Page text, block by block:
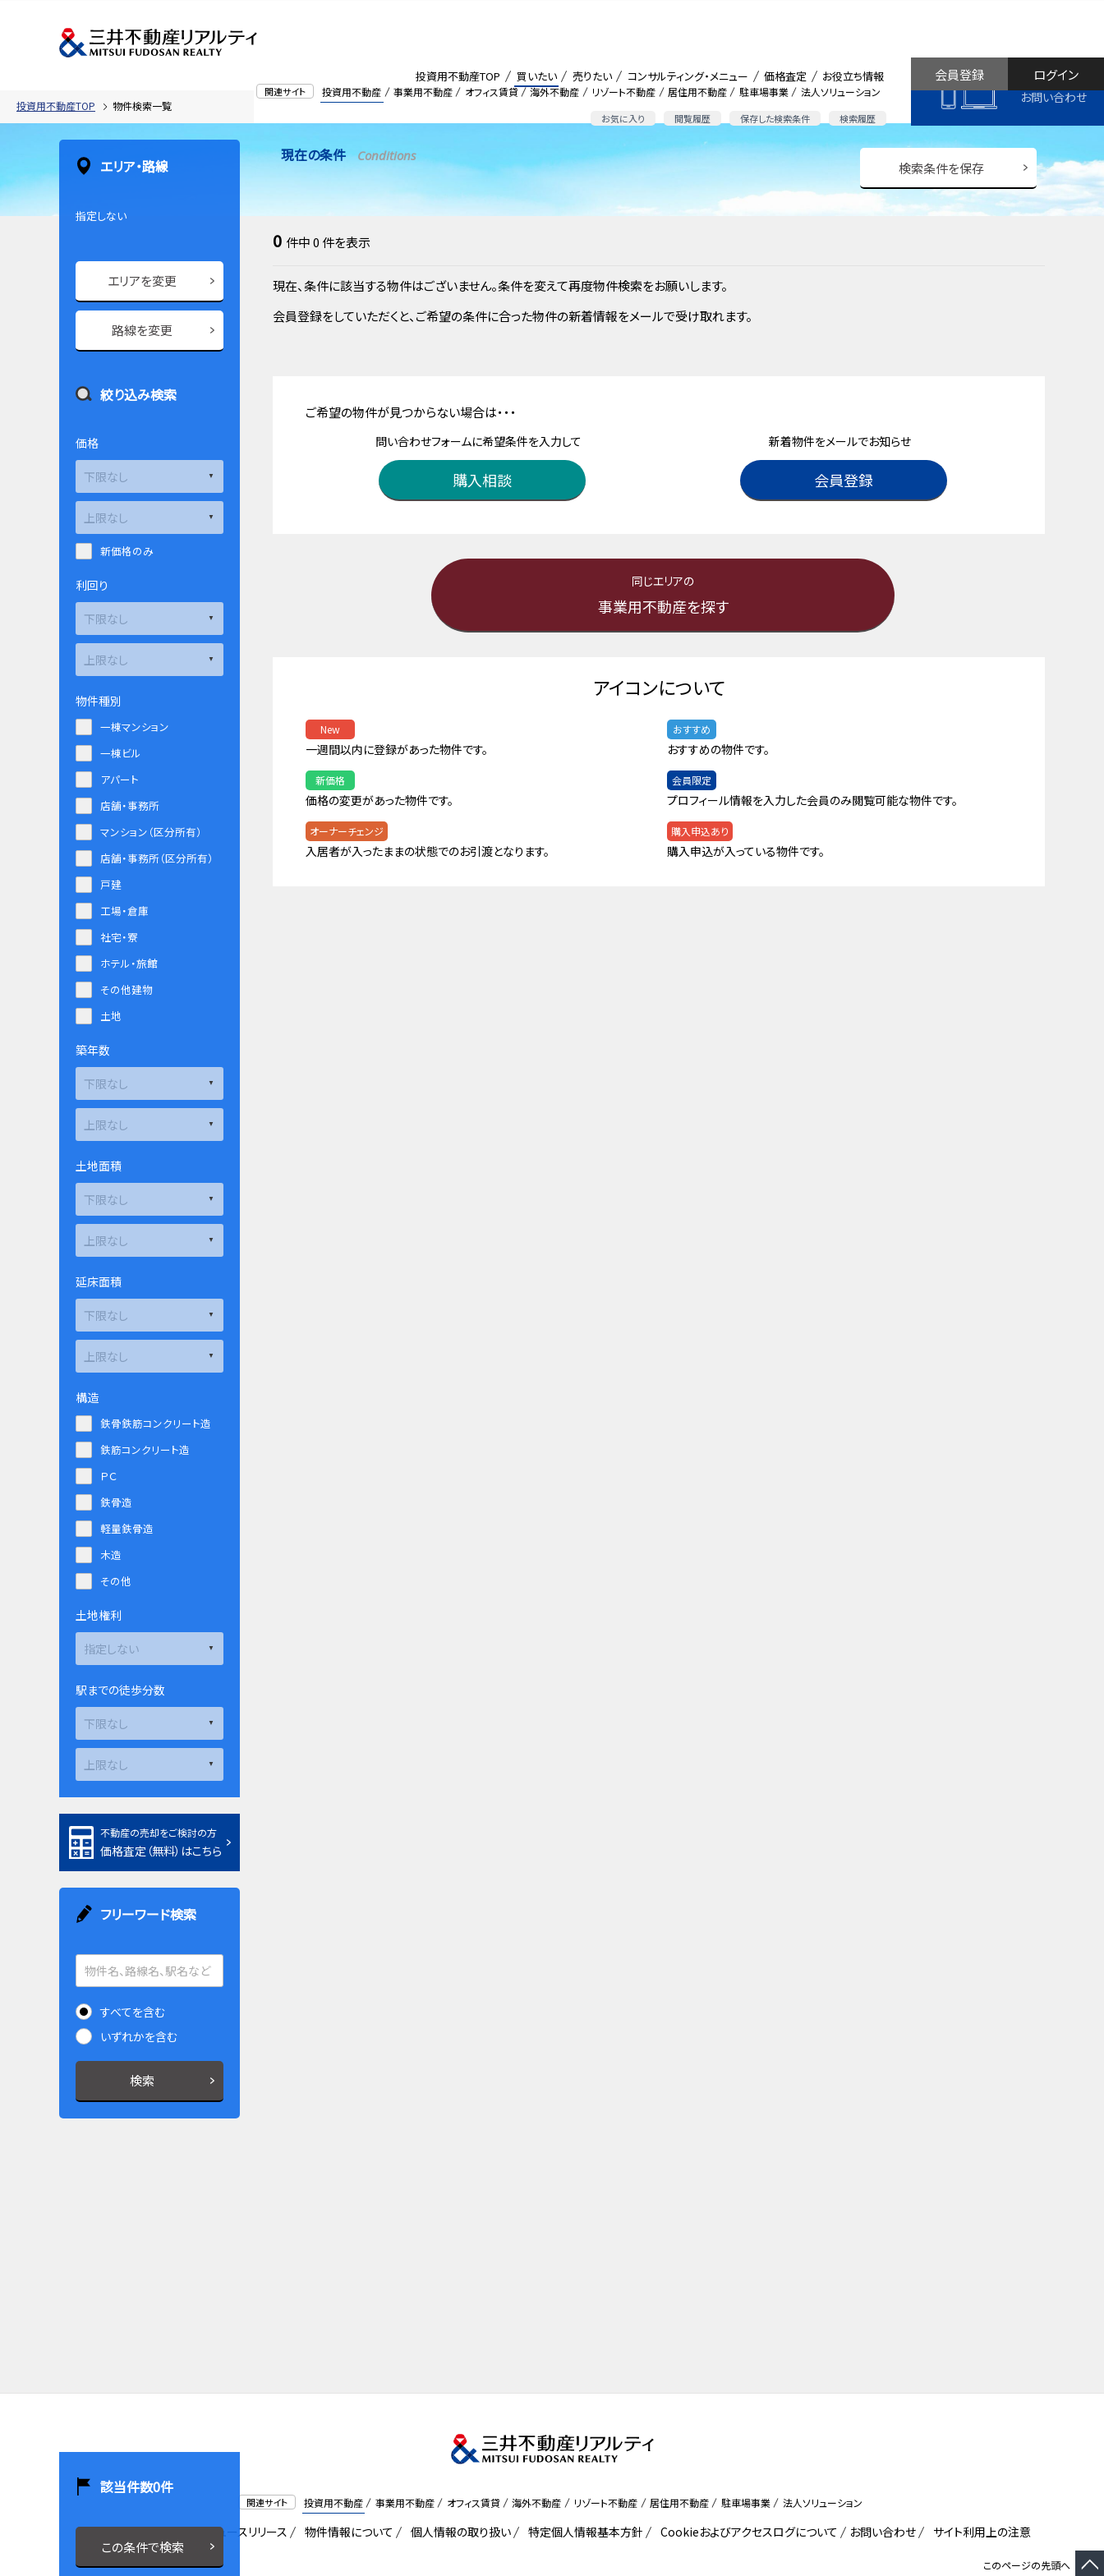
関連サイト 投資用不動産 事業用不動産 オフィス賃貸 海外不動産 リゾート不動産 居住用不動産 駐車場事業 法人ソリューション
お気に入り 閲覧履歴 保存した検索条件 検索履歴
投資用不動産TOP 買いたい 売りたい コンサルティング・メニュー 価格査定 お役立ち情報
お問い合わせ
ログイン
会員登録
投資用不動産TOP 物件検索一覧
現在の条件 Conditions
検索条件を保存
0 件中0 件を表示
現在、条件に該当する物件はございません。条件を変えて再度物件検索をお願いします。
会員登録をしていただくと、ご希望の条件に合った物件の新着情報をメールで受け取れます。
ご希望の物件が見つからない場合は・・・
問い合わせフォームに希望条件を入力して
購入相談
新着物件をメールでお知らせ
会員登録
同じエリアの
事業用不動産を探す
アイコンについて
New
一週間以内に登録があった物件です。
おすすめ
おすすめの物件です。
新価格
価格の変更があった物件です。
会員限定
プロフィール情報を入力した会員のみ閲覧可能な物件です。
オーナーチェンジ
入居者が入ったままの状態でのお引渡となります。
購入申込あり
購入申込が入っている物件です。
エリア・路線
指定しない
エリアを変更
路線を変更
絞り込み検索
価格
新価格のみ
利回り
物件種別
一棟マンション
一棟ビル
アパート
店舗・事務所
マンション（区分所有）
店舗・事務所（区分所有）
戸建
工場・倉庫
社宅・寮
ホテル・旅館
その他建物
土地
築年数
土地面積
延床面積
構造
鉄骨鉄筋コンクリート造
鉄筋コンクリート造
ＰＣ
鉄骨造
軽量鉄骨造
木造
その他
土地権利
駅までの徒歩分数
該当件数0件
この条件で検索
不動産の売却をご検討の方
価格査定（無料）はこちら
フリーワード検索
すべてを含む
いずれかを含む
検索
このページの先頭へ
関連サイト 投資用不動産 事業用不動産 オフィス賃貸 海外不動産 リゾート不動産 居住用不動産 駐車場事業 法人ソリューション
会社概要 採用情報 ニュースリリース 物件情報について 個人情報の取り扱い 特定個人情報基本方針 Cookieおよびアクセスログについて お問い合わせ サイト利用上の注意